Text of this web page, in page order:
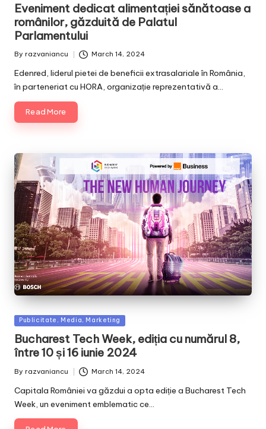
Eveniment dedicat alimentației sănătoase a
românilor, găzduită de Palatul
Parlamentului
Posted
By razvaniancu March 14, 2024
Edenred, liderul pietei de beneficii extrasalariale în România,
în parteneriat cu HORA, organizație reprezentativă a…
Read More
Posted
in
Publicitate, Media, Marketing
Bucharest Tech Week, ediția cu numărul 8,
între 10 și 16 iunie 2024
Posted
By razvaniancu March 14, 2024
Capitala României va găzdui a opta ediție a Bucharest Tech
Week, un eveniment emblematic ce…